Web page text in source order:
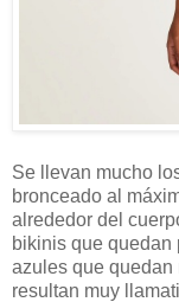
Se llevan mucho
bronceado al
alrededor del
bikinis que quedan
azules que quedan
resultan muy